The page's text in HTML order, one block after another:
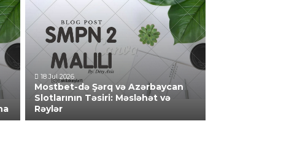
18 Jul 2026
Mostbet-də Şərq və Azərbaycan
Slotlarının Təsiri: Məsləhət və
Rəylər